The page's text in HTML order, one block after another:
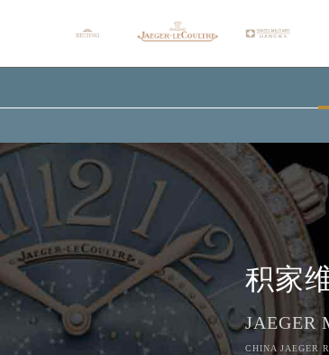
积家
JAEGER
CHINA JAEGER